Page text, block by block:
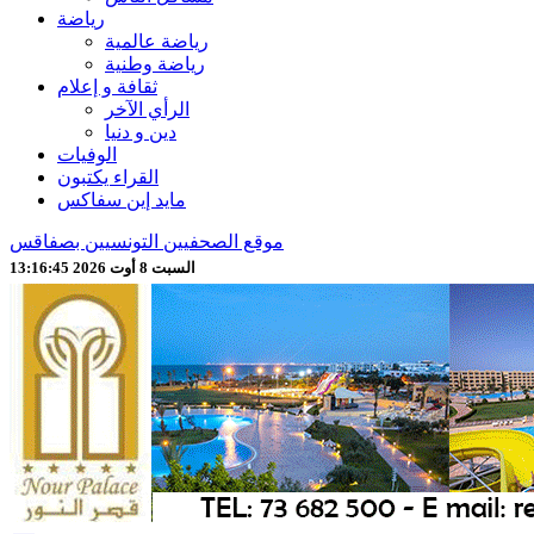
رياضة
رياضة عالمية
رياضة وطنية
ثقافة و إعلام
الرأي الآخر
دين و دنيا
الوفيات
القراء يكتبون
مايد إين سفاكس
موقع الصحفيين التونسيين بصفاقس
السبت 8 أوت 2026 13:16:47